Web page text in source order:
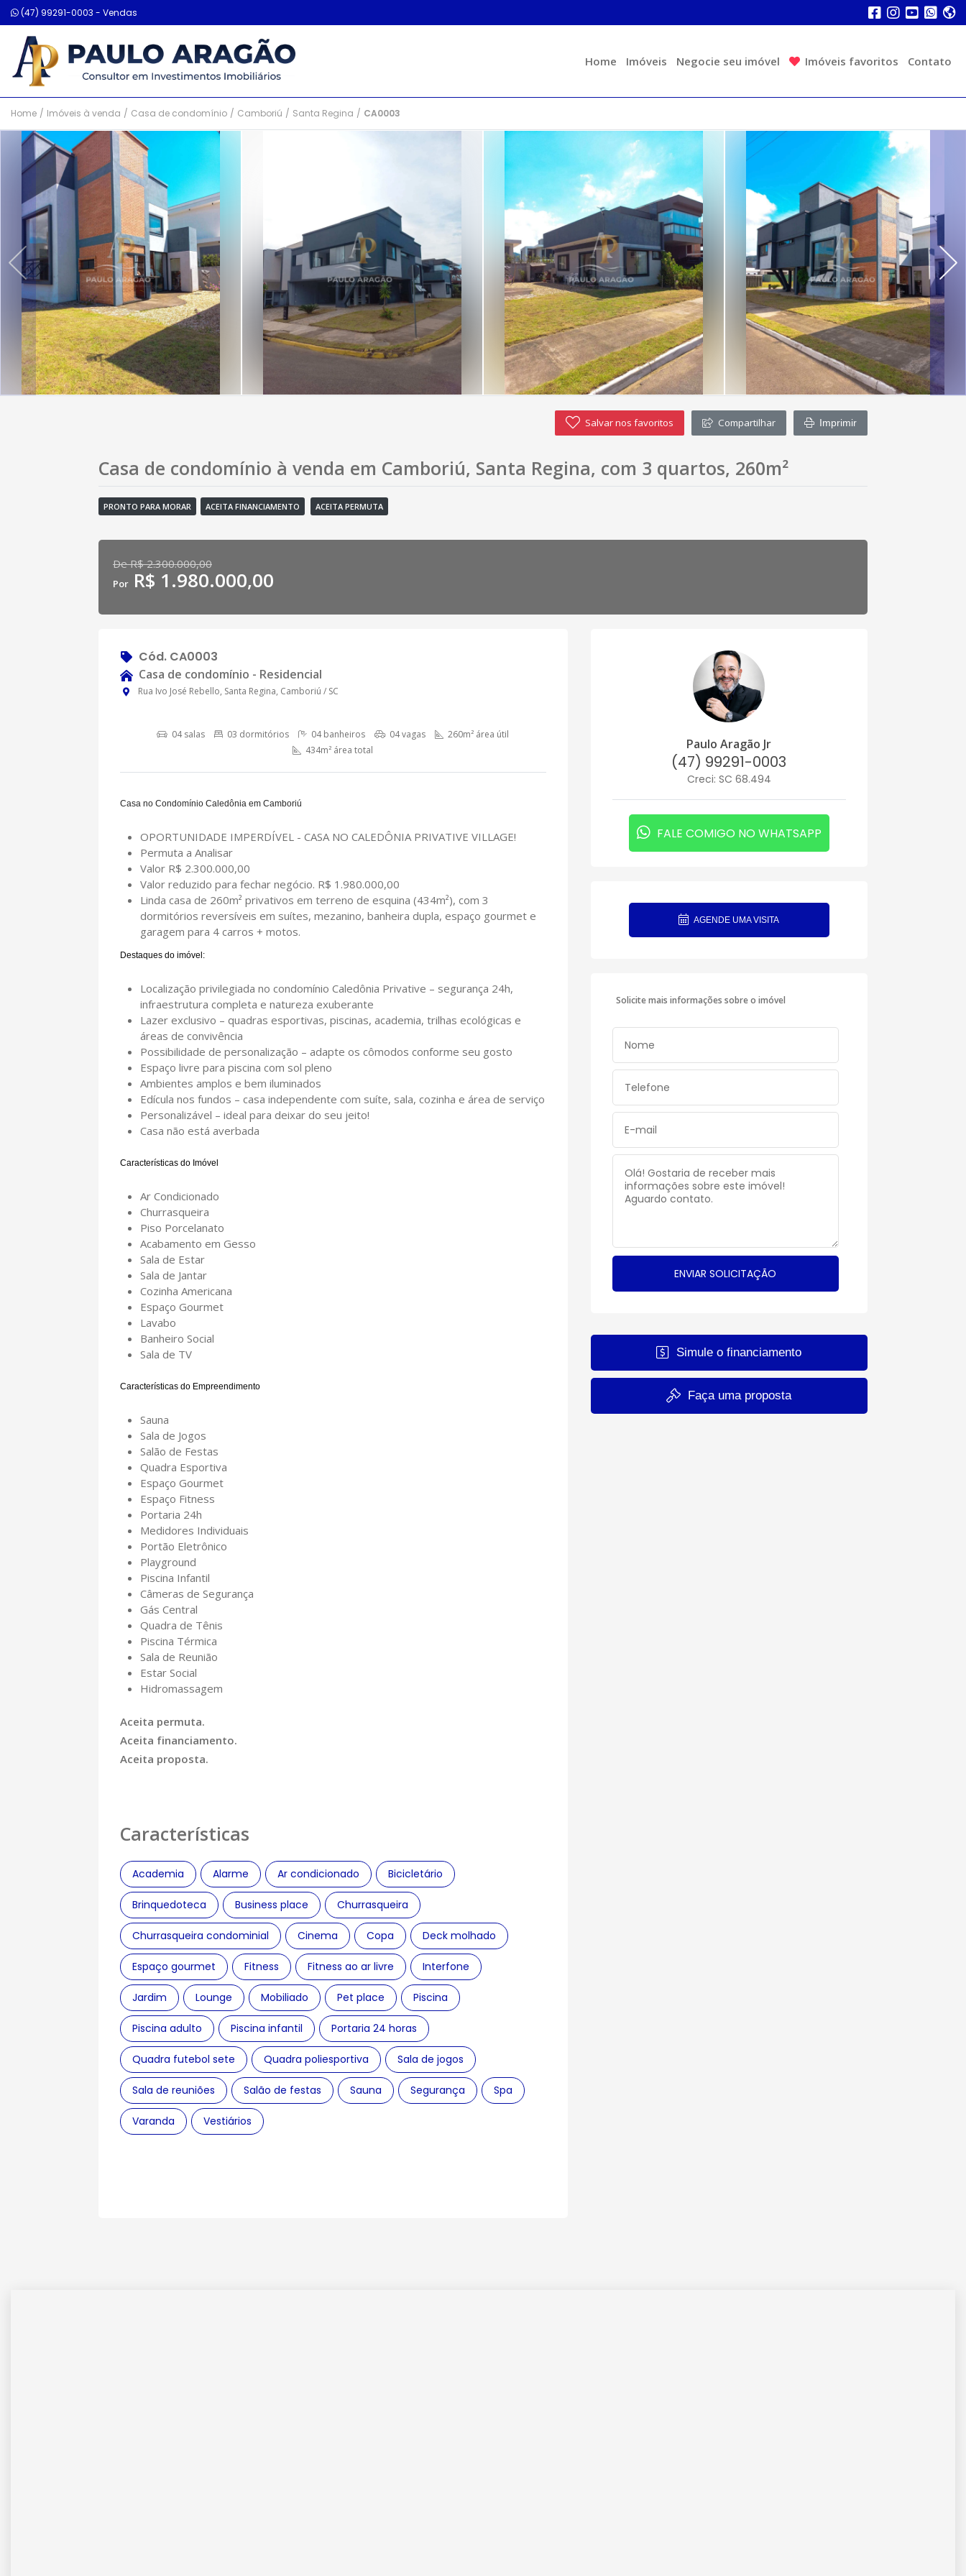
(47) 99291-0003 - Vendas
Home Imóveis Negocie seu imóvel Imóveis favoritos Contato
Home / Imóveis à venda / Casa de condomínio / Camboriú / Santa Regina / CA0003
Salvar nos favoritos Compartilhar Imprimir
Casa de condomínio à venda em Camboriú, Santa Regina, com 3 quartos, 260m²
PRONTO PARA MORAR ACEITA FINANCIAMENTO ACEITA PERMUTA
De R$ 2.300.000,00
Por R$ 1.980.000,00
Cód. CA0003
Casa de condomínio - Residencial
Rua Ivo José Rebello, Santa Regina, Camboriú / SC
04 salas 03 dormitórios 04 banheiros 04 vagas
260m² área útil
434m² área total
Casa no Condomínio Caledônia em Camboriú
OPORTUNIDADE IMPERDÍVEL - CASA NO CALEDÔNIA PRIVATIVE VILLAGE!
Permuta a Analisar
Valor R$ 2.300.000,00
Valor reduzido para fechar negócio. R$ 1.980.000,00
Linda casa de 260m² privativos em terreno de esquina (434m²), com 3
dormitórios reversíveis em suítes, mezanino, banheira dupla, espaço gourmet e
garagem para 4 carros + motos.
Destaques do imóvel:
Localização privilegiada no condomínio Caledônia Privative – segurança 24h,
infraestrutura completa e natureza exuberante
Lazer exclusivo – quadras esportivas, piscinas, academia, trilhas ecológicas e
áreas de convivência
Possibilidade de personalização – adapte os cômodos conforme seu gosto
Espaço livre para piscina com sol pleno
Ambientes amplos e bem iluminados
Edícula nos fundos – casa independente com suíte, sala, cozinha e área de serviço
Personalizável – ideal para deixar do seu jeito!
Casa não está averbada
Características do Imóvel
Ar Condicionado
Churrasqueira
Piso Porcelanato
Acabamento em Gesso
Sala de Estar
Sala de Jantar
Cozinha Americana
Espaço Gourmet
Lavabo
Banheiro Social
Sala de TV
Características do Empreendimento
Sauna
Sala de Jogos
Salão de Festas
Quadra Esportiva
Espaço Gourmet
Espaço Fitness
Portaria 24h
Medidores Individuais
Portão Eletrônico
Playground
Piscina Infantil
Câmeras de Segurança
Gás Central
Quadra de Tênis
Piscina Térmica
Sala de Reunião
Estar Social
Hidromassagem
Aceita permuta.
Aceita financiamento.
Aceita proposta.
Características
Academia Alarme Ar condicionado Bicicletário
Brinquedoteca Business place Churrasqueira
Churrasqueira condominial Cinema Copa Deck molhado
Espaço gourmet Fitness Fitness ao ar livre Interfone
Jardim Lounge Mobiliado Pet place Piscina
Piscina adulto Piscina infantil Portaria 24 horas
Quadra futebol sete Quadra poliesportiva Sala de jogos
Sala de reuniões Salão de festas Sauna Segurança Spa
Varanda Vestiários
Paulo Aragão Jr
(47) 99291-0003
Creci: SC 68.494
FALE COMIGO NO WHATSAPP
AGENDE UMA VISITA
Solicite mais informações sobre o imóvel
Simule o financiamento
Faça uma proposta